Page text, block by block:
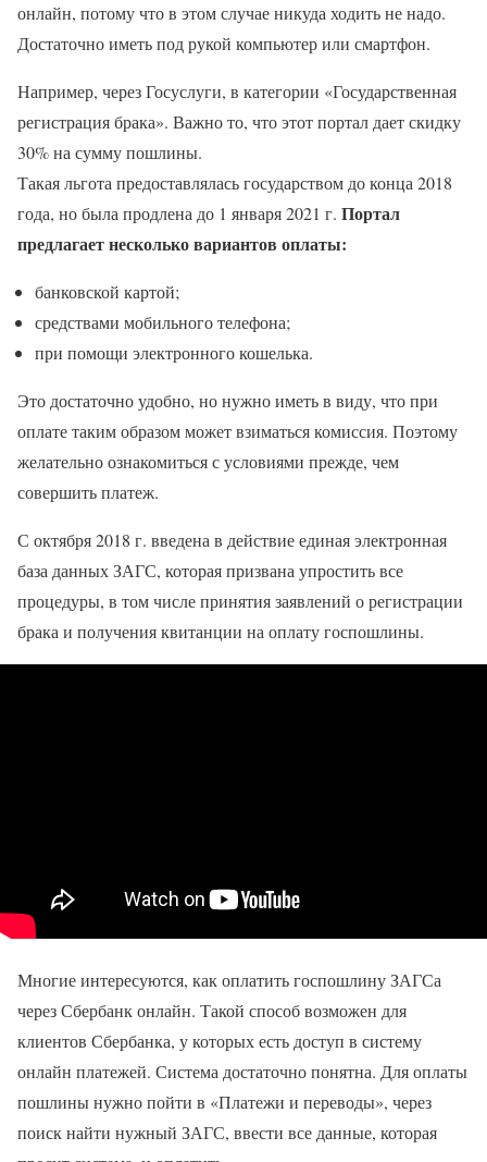
онлайн, потому что в этом случае никуда ходить не надо.
Достаточно иметь под рукой компьютер или смартфон.
Например, через Госуслуги, в категории «Государственная
регистрация брака». Важно то, что этот портал дает скидку
30% на сумму пошлины.
Такая льгота предоставлялась государством до конца 2018
года, но была продлена до 1 января 2021 г. Портал
предлагает несколько вариантов оплаты:
банковской картой;
средствами мобильного телефона;
при помощи электронного кошелька.
Это достаточно удобно, но нужно иметь в виду, что при
оплате таким образом может взиматься комиссия. Поэтому
желательно ознакомиться с условиями прежде, чем
совершить платеж.
С октября 2018 г. введена в действие единая электронная
база данных ЗАГС, которая призвана упростить все
процедуры, в том числе принятия заявлений о регистрации
брака и получения квитанции на оплату госпошлины.
Многие интересуются, как оплатить госпошлину ЗАГСа
через Сбербанк онлайн. Такой способ возможен для
клиентов Сбербанка, у которых есть доступ в систему
онлайн платежей. Система достаточно понятна. Для оплаты
пошлины нужно пойти в «Платежи и переводы», через
поиск найти нужный ЗАГС, ввести все данные, которая